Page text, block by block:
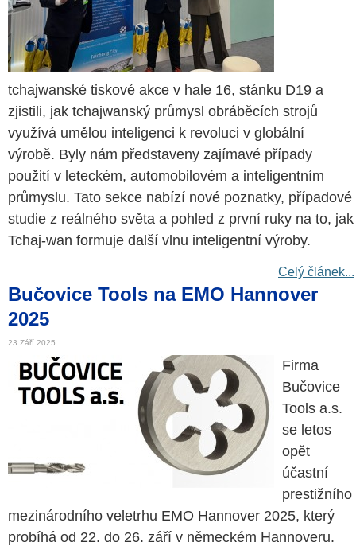
tchajwanské tiskové akce v hale 16, stánku D19 a
zjistili, jak tchajwanský průmysl obráběcích strojů
využívá umělou inteligenci k revoluci v globální
výrobě. Byly nám představeny zajímavé případy
použití v leteckém, automobilovém a inteligentním
průmyslu. Tato sekce nabízí nové poznatky, případové
studie z reálného světa a pohled z první ruky na to, jak
Tchaj-wan formuje další vlnu inteligentní výroby.
Celý článek...
Bučovice Tools na EMO Hannover
2025
23 Září 2025
Firma
Bučovice
Tools a.s.
se letos
opět
účastní
prestižního
mezinárodního veletrhu EMO Hannover 2025, který
probíhá od 22. do 26. září v německém Hannoveru.